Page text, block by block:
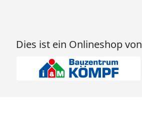
Dies ist ein Onlineshop von